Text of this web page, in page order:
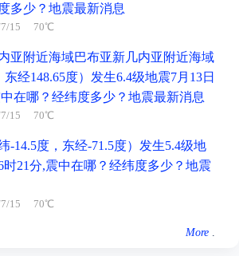
多少？地震最新消息
15 70℃
亚附近海域巴布亚新几内亚附近海域
经148.65度）发生6.4级地震7月13日
在哪？经纬度多少？地震最新消息
15 70℃
-14.5度，东经-71.5度）发生5.4级地
时21分,震中在哪？经纬度多少？地震
15 70℃
More